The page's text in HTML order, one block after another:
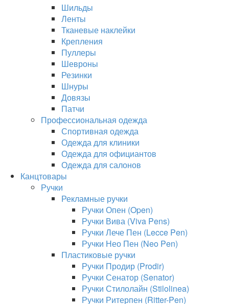
Шильды
Ленты
Тканевые наклейки
Крепления
Пуллеры
Шевроны
Резинки
Шнуры
Довязы
Патчи
Профессиональная одежда
Спортивная одежда
Одежда для клиники
Одежда для официантов
Одежда для салонов
Канцтовары
Ручки
Рекламные ручки
Ручки Опен (Open)
Ручки Вива (Viva Pens)
Ручки Лече Пен (Lecce Pen)
Ручки Нео Пен (Neo Pen)
Пластиковые ручки
Ручки Продир (Prodir)
Ручки Сенатор (Senator)
Ручки Стилолайн (Stilolinea)
Ручки Ритерпен (Ritter-Pen)